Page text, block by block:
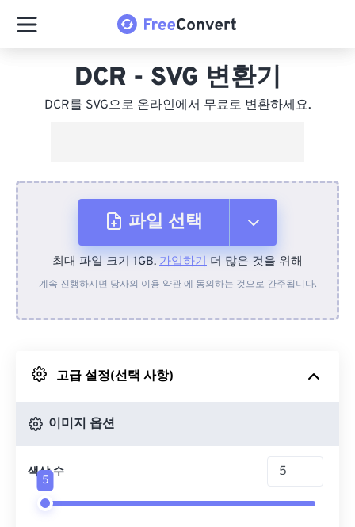
DCR - SVG 변환기
DCR를 SVG으로 온라인에서 무료로 변환하세요.
파일 선택
장치에서
Google 드라이브에서
최대 파일 크기 1GB. 가입하기 더 많은 것을 위해
계속 진행하시면 당사의 이용 약관에 동의하는 것으로 간주됩니다.
고급 설정(선택 사항)
이미지 옵션
색상 수
5